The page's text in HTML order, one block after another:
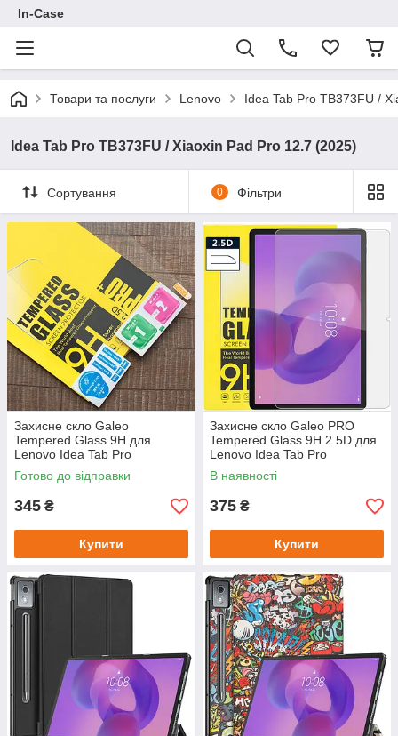
In-Case
Товари та послуги Lenovo Idea Tab Pro TB373FU /
Idea Tab Pro TB373FU / Xiaoxin Pad Pro 12.7 (2025)
Сортування 0 Фільтри
Захисне скло Galeo
Tempered Glass 9H для
Lenovo Idea Tab Pro
TB373FU / Xiaoxin Pad Pro
12.7 (2025) TB375FC
Готово до відправки
345 ₴
Купити
Захисне скло Galeo PRO
Tempered Glass 9H 2.5D для
Lenovo Idea Tab Pro
TB373FU 12.7" (2025)
В наявності
375 ₴
Купити